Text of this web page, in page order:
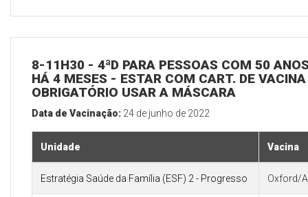
8-11H30 - 4ªD PARA PESSOAS COM 50
HÁ 4 MESES - ESTAR COM CART. DE
OBRIGATÓRIO USAR A MÁSCARA
Data de Vacinação: 24 de junho de 2022
Unidade Vacina
Estratégia Saúde da Família (ESF) 2 - Progresso Oxford/